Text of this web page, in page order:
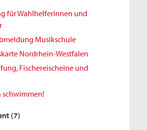
für Wahlhelferinnen und
Musikschule
Nordrhein-Westfalen
Fischereischeine und
schwimmen!
(7)